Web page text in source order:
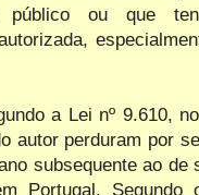
público ou que
a Lei nº 9.610,
autor perduram por
subsequente ao de
Portugal. Segundo